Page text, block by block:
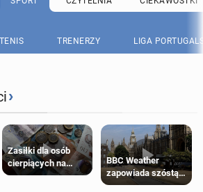
TENIS TRENERZY LIGA
›
Zasiłki dla osób
cierpiących na
schorzenia
BBC Weather
zapowiada szóstą
falę upałów w